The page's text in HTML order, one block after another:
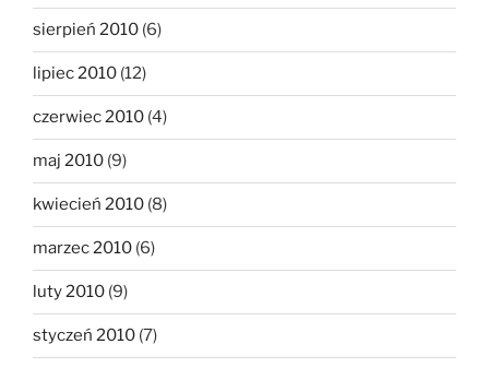
sierpień 2010 (6)
lipiec 2010 (12)
czerwiec 2010 (4)
maj 2010 (9)
kwiecień 2010 (8)
marzec 2010 (6)
luty 2010 (9)
styczeń 2010 (7)